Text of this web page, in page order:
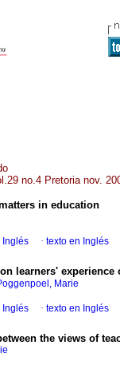
no.4 Pretoria nov.
in education
Inglés · texto en Inglés
learners'
Marie
Inglés · texto en Inglés
the views of